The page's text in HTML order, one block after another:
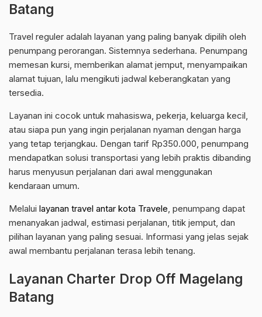
Batang
Travel reguler adalah layanan yang paling banyak dipilih oleh
penumpang perorangan. Sistemnya sederhana. Penumpang
memesan kursi, memberikan alamat jemput, menyampaikan
alamat tujuan, lalu mengikuti jadwal keberangkatan yang
tersedia.
Layanan ini cocok untuk mahasiswa, pekerja, keluarga kecil,
atau siapa pun yang ingin perjalanan nyaman dengan harga
yang tetap terjangkau. Dengan tarif Rp350.000, penumpang
mendapatkan solusi transportasi yang lebih praktis dibanding
harus menyusun perjalanan dari awal menggunakan
kendaraan umum.
Melalui layanan travel antar kota Travele, penumpang dapat
menanyakan jadwal, estimasi perjalanan, titik jemput, dan
pilihan layanan yang paling sesuai. Informasi yang jelas sejak
awal membantu perjalanan terasa lebih tenang.
Layanan Charter Drop Off Magelang
Batang